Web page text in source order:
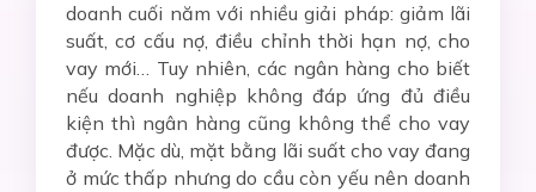
doanh cuối năm với nhiều giải pháp: giảm lãi
suất, cơ cấu nợ, điều chỉnh thời hạn nợ, cho
vay mới… Tuy nhiên, các ngân hàng cho biết
nếu doanh nghiệp không đáp ứng đủ điều
kiện thì ngân hàng cũng không thể cho vay
được. Mặc dù, mặt bằng lãi suất cho vay đang
ở mức thấp nhưng do cầu còn yếu nên doanh